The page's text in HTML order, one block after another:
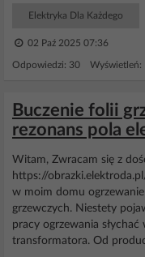
Elektryka Dla Każdego
02 Paź 2025 07:36
Odpowiedzi: 30 Wyświetleń:
Buczenie folii
rezonans pola
Witam, Zwracam się z
https://
w moim domu ogrzewanie
grzewczych. Niestety
pracy ogrzewania
transformatora. Od